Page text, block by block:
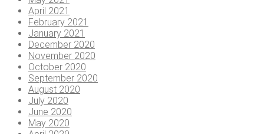
April 2021
February 2021
January 2021
December 2020
November 2020
October 2020
September 2020
August 2020
July 2020
June 2020
May 2020